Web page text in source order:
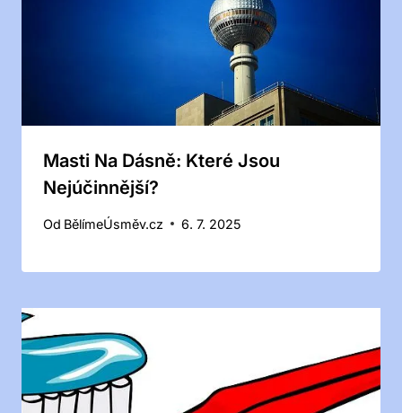
Masti Na Dásně: Které Jsou
Nejúčinnější?
Od BělímeÚsměv.cz 6. 7. 2025